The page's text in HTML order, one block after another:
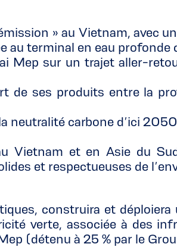
» au Vietnam, avec
au terminal en eau profonde
Mep sur un trajet aller-
de ses produits entre la
neutralité carbone d’ici
Vietnam et en Asie du
et respectueuses de
construira et déploiera
verte, associée à des
(détenu à 25 % par le